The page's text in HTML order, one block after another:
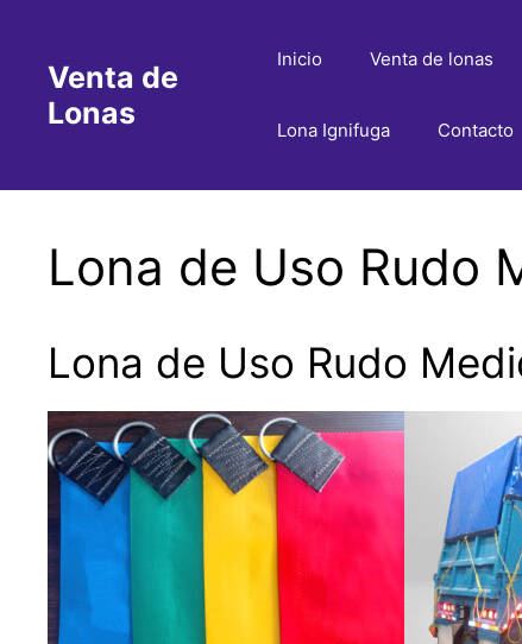
contenidoVenta de
Lonas
Inicio Venta de lonas
Lona Ignifuga Contacto
Lona de Uso Rudo
Lona de Uso Rudo